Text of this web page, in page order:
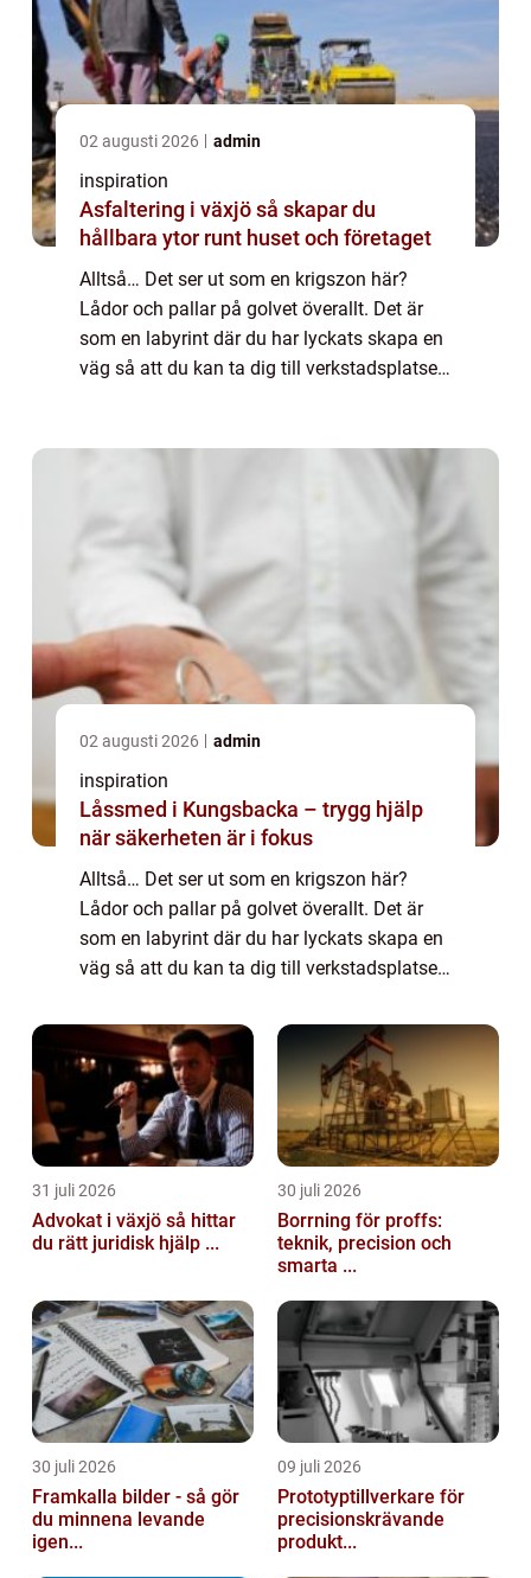
02 augusti 2026 admin
inspiration
Asfaltering i växjö så skapar du
hållbara ytor runt huset och företaget
Alltså… Det ser ut som en krigszon här?
Lådor och pallar på golvet överallt. Det är
som en labyrint där du har lyckats skapa en
väg så att du kan ta dig till verkstadsplatsen
02 augusti 2026 admin
inspiration
Låssmed i Kungsbacka – trygg hjälp
när säkerheten är i fokus
Alltså… Det ser ut som en krigszon här?
Lådor och pallar på golvet överallt. Det är
som en labyrint där du har lyckats skapa en
väg så att du kan ta dig till verkstadsplatsen
och inte kan vägen har en inveckla...
31 juli 2026
Advokat i växjö så hittar
du rätt juridisk hjälp ...
30 juli 2026
Borrning för proffs:
teknik, precision och
smarta ...
30 juli 2026
Framkalla bilder - så gör
du minnena levande
igen...
09 juli 2026
Prototyptillverkare för
precisionskrävande
produkt...